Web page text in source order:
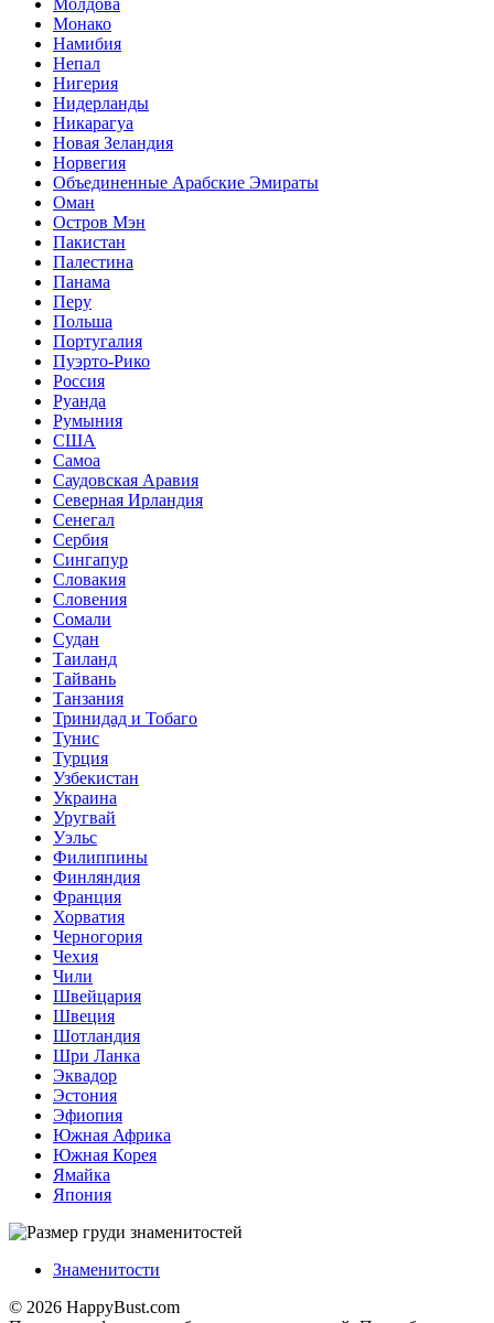
Монако
Намибия
Непал
Нигерия
Нидерланды
Никарагуа
Новая Зеландия
Норвегия
Объединенные Арабские Эмираты
Оман
Остров Мэн
Пакистан
Палестина
Панама
Перу
Польша
Португалия
Пуэрто-Рико
Россия
Руанда
Румыния
США
Самоа
Саудовская Аравия
Северная Ирландия
Сенегал
Сербия
Сингапур
Словакия
Словения
Сомали
Судан
Таиланд
Тайвань
Танзания
Тринидад и Тобаго
Тунис
Турция
Узбекистан
Украина
Уругвай
Уэльс
Филиппины
Финляндия
Франция
Хорватия
Черногория
Чехия
Чили
Швейцария
Швеция
Шотландия
Шри Ланка
Эквадор
Эстония
Эфиопия
Южная Африка
Южная Корея
Ямайка
Япония
Знаменитости
© 2026 HappyBust.com